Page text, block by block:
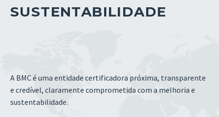
SUSTENTABILIDADE
A BMC é uma entidade certificadora próxima, transparente
e credível, claramente comprometida com a melhoria e
sustentabilidade.